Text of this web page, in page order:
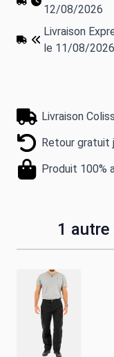
12/08/2026
Livraison
le 11/08/2026
Livraison
Retour gratuit
Produit 100%
1